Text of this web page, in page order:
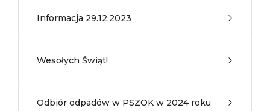
Informacja 29.12.2023
Wesołych Świąt!
Odbiór odpadów w PSZOK w 2024 roku